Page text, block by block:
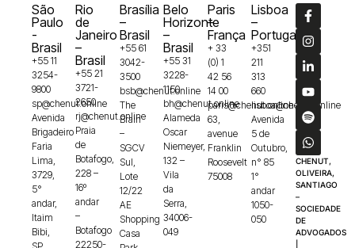
São
Paulo
-
Brasil
+55 11
3254-
9800
sp@chenut.online
Avenida
Brigadeiro
Faria
Lima,
3729,
5°
andar,
Itaim
Bibi,
Rio
de
Janeiro
–
Brasil
+55 21
3721-
2650
rj@chenut.online
Praia
de
Botafogo,
228 –
16º
andar
–
Botafogo
22250-
Brasília
–
Brasil
+55 61
3042-
3500
bsb@chenut.online
The
Brain
–
SGCV
Sul,
Lote
12/22
AE
Shopping
Casa
Belo
Horizonte
–
Brasil
+55 31
3228-
1150
bh@chenut.online
Alameda
Oscar
Niemeyer,
132 –
Vila
da
Serra,
34006-
049
Paris
–
França
+ 33
(0) 1
42 56
14 00
paris@chenut.online
63,
avenue
Franklin
Roosevelt
75008
Lisboa
–
Portugal
+351
211
313
660
lisboa@chenut.online
Avenida
5 de
Outubro,
n° 85
1°
andar
1050-
050
CHENUT,
OLIVEIRA,
SANTIAGO
–
SOCIEDADE
DE
ADVOGADOS